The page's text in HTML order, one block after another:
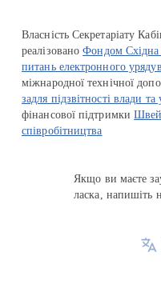
Власність Секретаріату
реалізованоФондом
питань електронного
міжнародної технічної
задля підзвітності влади
фінансової підтримки
співробітництва
Якщо ви маєте
ласка, напишіть